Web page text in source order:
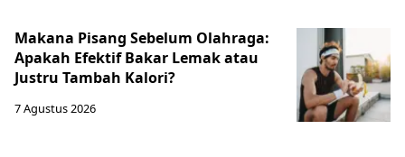
Makana Pisang Sebelum Olahraga:
Apakah Efektif Bakar Lemak atau
Justru Tambah Kalori?
7 Agustus 2026